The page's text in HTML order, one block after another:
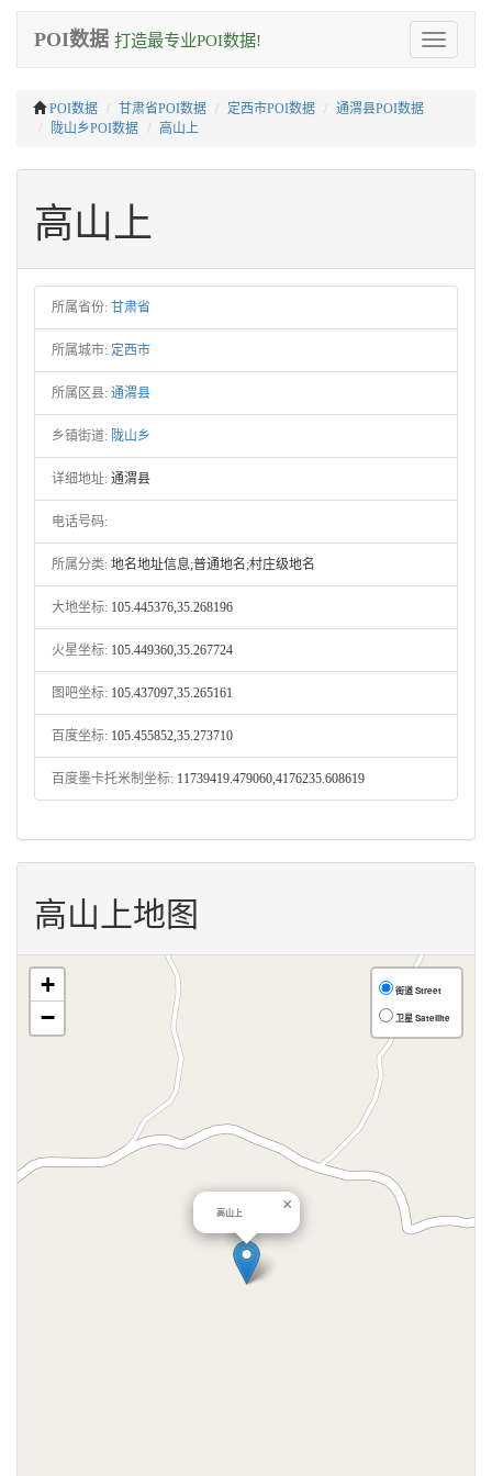
Toggle
navigation
POI数据 打造最专业POI数据!
POI数据 甘肃省POI数据 定西市POI数据
通渭县POI数据
陇山乡POI数据
高山上
高山上
所属省份: 甘肃省
所属城市: 定西市
所属区县: 通渭县
乡镇街道: 陇山乡
详细地址: 通渭县
电话号码:
所属分类: 地名地址信息;普通地名;村庄级地名
大地坐标: 105.445376,35.268196
火星坐标: 105.449360,35.267724
图吧坐标: 105.437097,35.265161
百度坐标: 105.455852,35.273710
百度墨卡托米制坐标: 11739419.479060,4176235.608619
高山上地图
高山上 ×
+
−
街道 Street
卫星 Satellite